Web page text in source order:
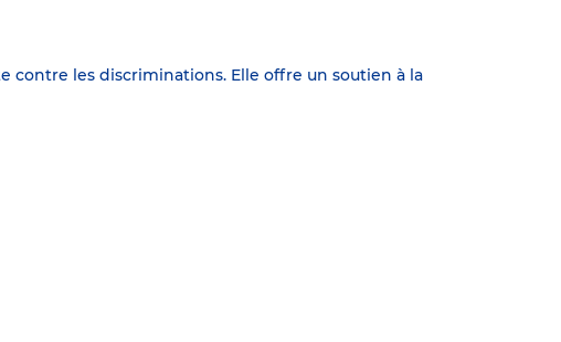
contre les discriminations. Elle offre un soutien à la